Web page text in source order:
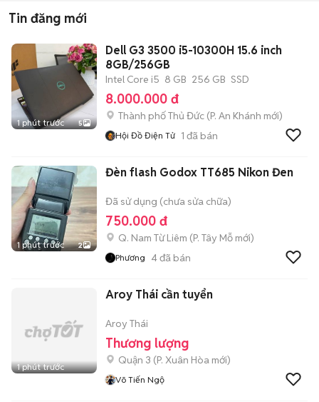
Tin đăng mới
1 phút trước 5
Dell G3 3500 i5-10300H 15.6 inch
8GB/256GB
Intel Core i5 8 GB 256 GB SSD
8.000.000 đ
Thành phố Thủ Đức (P. An Khánh mới)
Hội Đồ Điện Tử 1 đã bán
1 phút trước 2
Đèn flash Godox TT685 Nikon Đen
Đã sử dụng (chưa sửa chữa)
750.000 đ
Q. Nam Từ Liêm (P. Tây Mỗ mới)
Phương 4đã bán
1 phút trước
Aroy Thái cần tuyển
Aroy Thái
Thương lượng
Quận 3 (P. Xuân Hòa mới)
Võ Tiến Ngộ